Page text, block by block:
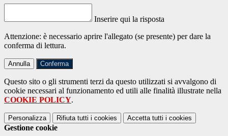
Inserire qui la risposta
Attenzione: è necessario aprire l'allegato (se presente) per dare la
conferma di lettura.
Annulla Conferma
Questo sito o gli strumenti terzi da questo utilizzati si avvalgono di
cookie necessari al funzionamento ed utili alle finalità illustrate nella
COOKIE POLICY.
Personalizza Rifiuta tutti i cookies Accetta tutti i cookies
Gestione cookie